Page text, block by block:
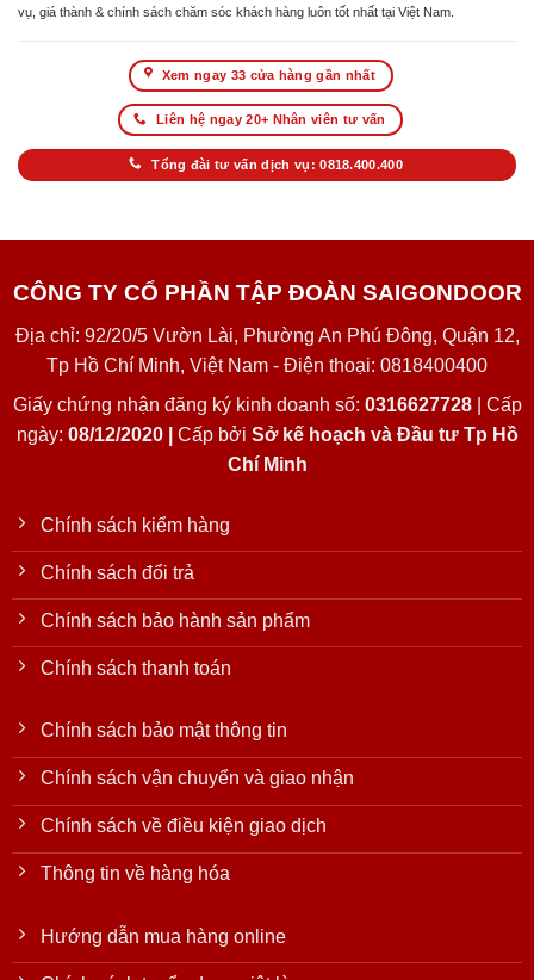
vụ, giá thành & chính sách chăm sóc khách hàng luôn tốt nhất tại Việt Nam.
Xem ngay 33 cửa hàng gần nhất
Liên hệ ngay 20+ Nhân viên tư vấn
Tổng đài tư vấn dịch vụ: 0818.400.400
CÔNG TY CỔ PHẦN TẬP ĐOÀN SAIGONDOOR
Địa chỉ: 92/20/5 Vườn Lài, Phường An Phú Đông, Quận 12,
Tp Hồ Chí Minh, Việt Nam - Điện thoại: 0818400400
Giấy chứng nhận đăng ký kinh doanh số: 0316627728| Cấp
ngày: 08/12/2020 | Cấp bởi Sở kế hoạch và Đầu tư Tp Hồ
Chí Minh
Chính sách kiểm hàng
Chính sách đổi trả
Chính sách bảo hành sản phẩm
Chính sách thanh toán
Chính sách bảo mật thông tin
Chính sách vận chuyển và giao nhận
Chính sách về điều kiện giao dịch
Thông tin về hàng hóa
Hướng dẫn mua hàng online